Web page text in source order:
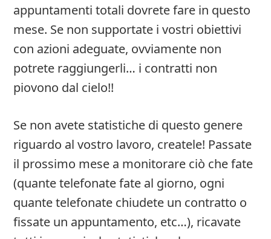
appuntamenti totali dovrete fare in questo
mese. Se non supportate i vostri obiettivi
con azioni adeguate, ovviamente non
potrete raggiungerli… i contratti non
piovono dal cielo!!
Se non avete statistiche di questo genere
riguardo al vostro lavoro, createle! Passate
il prossimo mese a monitorare ciò che fate
(quante telefonate fate al giorno, ogni
quante telefonate chiudete un contratto o
fissate un appuntamento, etc…), ricavate